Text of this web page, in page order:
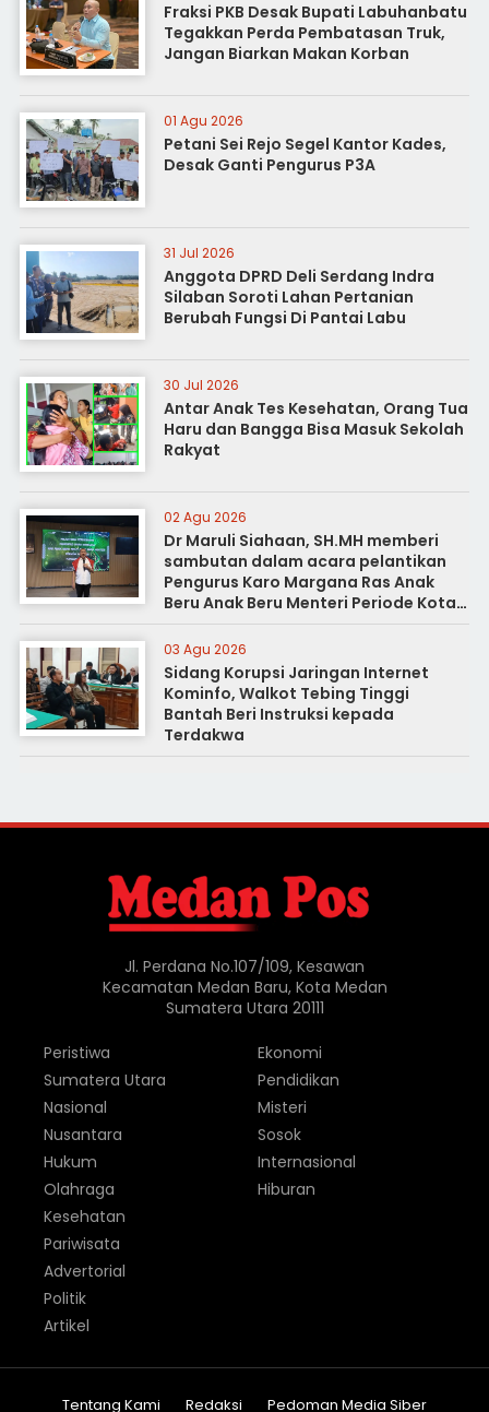
Fraksi PKB Desak Bupati Labuhanbatu
Tegakkan Perda Pembatasan Truk,
Jangan Biarkan Makan Korban
01 Agu 2026
Petani Sei Rejo Segel Kantor Kades,
Desak Ganti Pengurus P3A
31 Jul 2026
Anggota DPRD Deli Serdang Indra
Silaban Soroti Lahan Pertanian
Berubah Fungsi Di Pantai Labu
30 Jul 2026
Antar Anak Tes Kesehatan, Orang Tua
Haru dan Bangga Bisa Masuk Sekolah
Rakyat
02 Agu 2026
Dr Maruli Siahaan, SH.MH memberi
sambutan dalam acara pelantikan
Pengurus Karo Margana Ras Anak
Beru Anak Beru Menteri Periode Kota
Medan
03 Agu 2026
Sidang Korupsi Jaringan Internet
Kominfo, Walkot Tebing Tinggi
Bantah Beri Instruksi kepada
Terdakwa
Jl. Perdana No.107/109, Kesawan
Kecamatan Medan Baru, Kota Medan
Sumatera Utara 20111
Peristiwa
Sumatera Utara
Nasional
Nusantara
Hukum
Olahraga
Ekonomi
Pendidikan
Misteri
Sosok
Internasional
Hiburan
Kesehatan
Pariwisata
Advertorial
Politik
Artikel
Tentang Kami Redaksi Pedoman Media Siber